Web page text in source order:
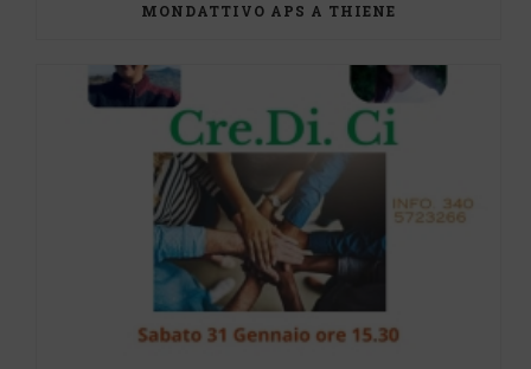
MONDATTIVO APS A THIENE